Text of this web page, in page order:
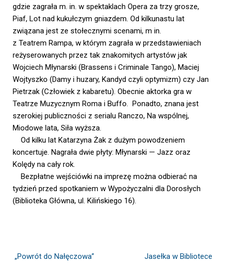
gdzie zagrała m. in. w spektaklach Opera za trzy grosze,
Piaf, Lot nad kukułczym gniazdem. Od kilkunastu lat
związana jest ze stołecznymi scenami, m in.
z Teatrem Rampa, w którym zagrała w przedstawieniach
reżyserowanych przez tak znakomitych artystów jak
Wojciech Młynarski (Brassens i Criminale Tango), Maciej
Wojtyszko (Damy i huzary, Kandyd czyli optymizm) czy Jan
Pietrzak (Człowiek z kabaretu). Obecnie aktorka gra w
Teatrze Muzycznym Roma i Buffo. Ponadto, znana jest
szerokiej publiczności z serialu Ranczo, Na wspólnej,
Miodowe lata, Siła wyższa.
Od kilku lat Katarzyna Żak z dużym powodzeniem
koncertuje. Nagrała dwie płyty: Młynarski — Jazz oraz
Kolędy na cały rok.
Bezpłatne wejściówki na imprezę można odbierać na
tydzień przed spotkaniem w Wypożyczalni dla Dorosłych
(Biblioteka Główna, ul. Kilińskiego 16).
„Powrót do Nałęczowa” Jasełka w Bibliotece